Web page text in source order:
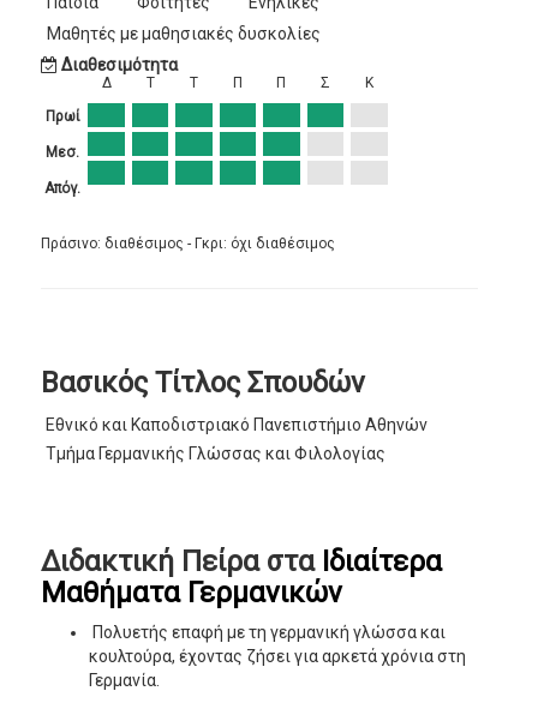
Μαθητές με μαθησιακές δυσκολίες
Διαθεσιμότητα
Πρωί
Μεσ.
Απόγ.
Δ Τ Τ Π Π Σ Κ
Πράσινο: διαθέσιμος - Γκρι: όχι διαθέσιμος
Βασικός Τίτλος Σπουδών
Εθνικό και Καποδιστριακό Πανεπιστήμιο Αθηνών
Τμήμα Γερμανικής Γλώσσας και Φιλολογίας
Διδακτική Πείρα στα Ιδιαίτερα
Μαθήματα Γερμανικών
Πολυετής επαφή με τη γερμανική γλώσσα και
κουλτούρα, έχοντας ζήσει για αρκετά χρόνια στη
Γερμανία.